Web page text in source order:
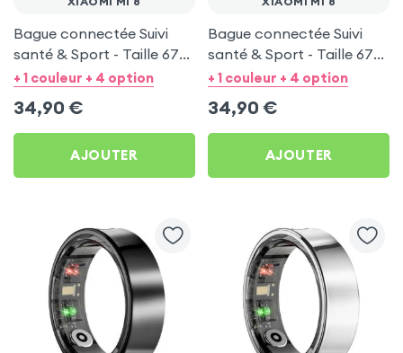
Bague connectée Suivi
santé & Sport - Taille 67
Argent
+ 1 couleur + 4 option
34,90 €
AJOUTER
Bague connectée Suivi
santé & Sport - Taille 67
Noir
+ 1 couleur + 4 option
34,90 €
AJOUTER